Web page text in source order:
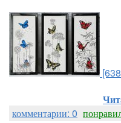
комментарии: 0